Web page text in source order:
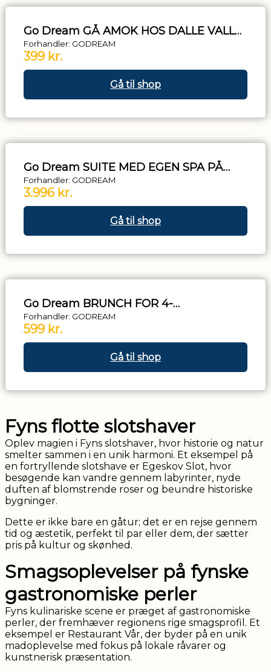
Go Dream GÅ AMOK HOS DALLE VALLE
– FROKOST- Oplevelsesgaver
GASTRONOMY
Forhandler: GODREAM
399 kr.
Gå til shop
Go Dream SUITE MED EGEN SPA PÅ
SKRØBELEV GODS- Oplevelsesgaver
STAY
Forhandler: GODREAM
3.996 kr.
Gå til shop
Go Dream BRUNCH FOR 4-
Oplevelsesgaver GASTRONOMY
Forhandler: GODREAM
599 kr.
Gå til shop
Fyns flotte slotshaver
Oplev magien i Fyns slotshaver, hvor historie og natur
smelter sammen i en unik harmoni. Et eksempel på
en fortryllende slotshave er Egeskov Slot, hvor
besøgende kan vandre gennem labyrinter, nyde
duften af blomstrende roser og beundre historiske
bygninger.
Dette er ikke bare en gåtur; det er en rejse gennem
tid og æstetik, perfekt til par eller dem, der sætter
pris på kultur og skønhed.
Smagsoplevelser på fynske
gastronomiske perler
Fyns kulinariske scene er præget af gastronomiske
perler, der fremhæver regionens rige smagsprofil. Et
eksempel er Restaurant Vår, der byder på en unik
madoplevelse med fokus på lokale råvarer og
kunstnerisk præsentation.